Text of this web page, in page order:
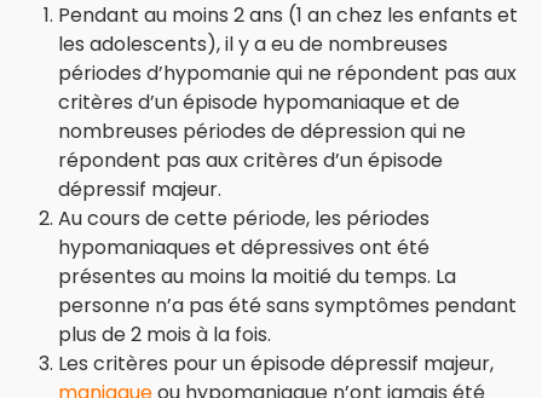
Pendant au moins 2 ans (1 an chez les enfants et
les adolescents), il y a eu de nombreuses
périodes d’hypomanie qui ne répondent pas aux
critères d’un épisode hypomaniaque et de
nombreuses périodes de dépression qui ne
répondent pas aux critères d’un épisode
dépressif majeur.
Au cours de cette période, les périodes
hypomaniaques et dépressives ont été
présentes au moins la moitié du temps. La
personne n’a pas été sans symptômes pendant
plus de 2 mois à la fois.
Les critères pour un épisode dépressif majeur,